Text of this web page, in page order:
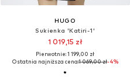
HUGO
Sukienka 'Katiri-1'
1 019,15 zł
Pierwotnie: 1 199,00 zł
Ostatnia najniższa cena:1 069,00 zł-4%